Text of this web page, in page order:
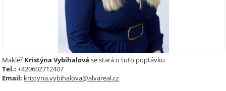
Makléř Kristýna Vybíhalová se stará o tuto poptávku
Tel.: +420602712407
Email: kristyna.vybihalova@alvareal.cz